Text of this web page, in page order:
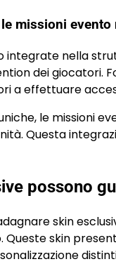
missioni
integrate nella
dei giocatori.
a effettuare
le missioni
Questa
possono
skin
skin